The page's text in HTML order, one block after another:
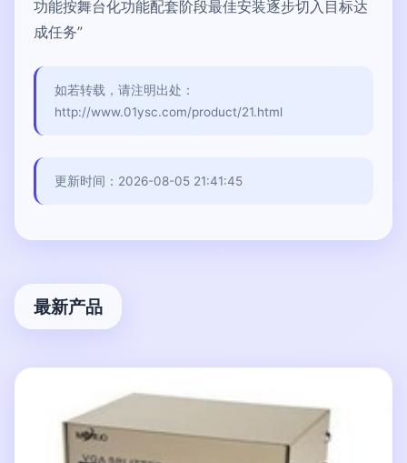
功能按舞台化功能配套阶段最佳安装逐步切入目标达
成任务”
如若转载，请注明出处：
http://www.01ysc.com/product/21.html
更新时间：2026-08-05 21:41:45
最新产品